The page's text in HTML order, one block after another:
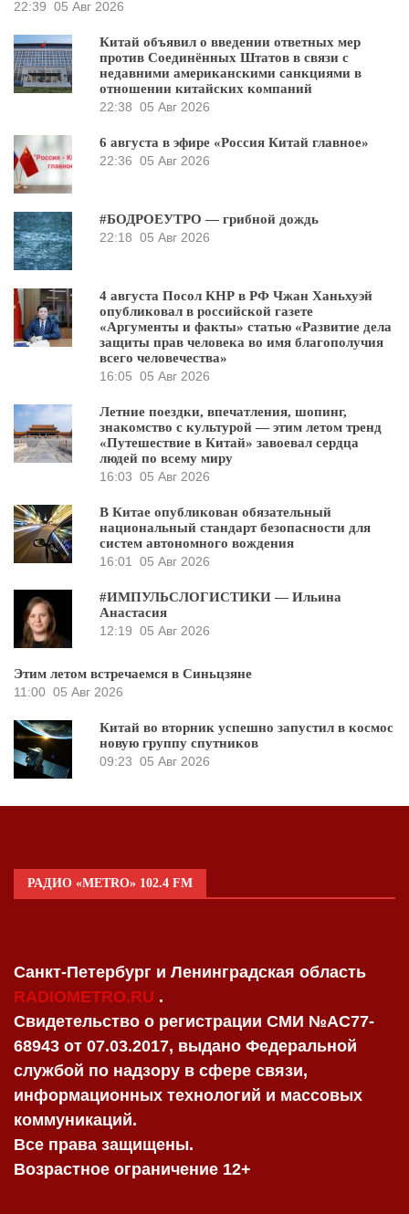
22:39 05 Авг 2026
Китай объявил о введении ответных мер
против Соединённых Штатов в связи с
недавними американскими санкциями в
отношении китайских компаний
22:38 05 Авг 2026
6 августа в эфире «Россия Китай главное»
22:36 05 Авг 2026
#БОДРОЕУТРО — грибной дождь
22:18 05 Авг 2026
4 августа Посол КНР в РФ Чжан Ханьхуэй
опубликовал в российской газете
«Аргументы и факты» статью «Развитие дела
защиты прав человека во имя благополучия
всего человечества»
16:05 05 Авг 2026
Летние поездки, впечатления, шопинг,
знакомство с культурой — этим летом тренд
«Путешествие в Китай» завоевал сердца
людей по всему миру
16:03 05 Авг 2026
В Китае опубликован обязательный
национальный стандарт безопасности для
систем автономного вождения
16:01
05 Авг 2026
#ИМПУЛЬСЛОГИСТИКИ — Ильина
Анастасия
12:19 05 Авг 2026
Этим летом встречаемся в Синьцзяне
11:00 05 Авг 2026
Китай во вторник успешно запустил в космос
новую группу спутников
09:23 05 Авг 2026
РАДИО «METRO» 102.4 FM
Санкт-Петербург и Ленинградская область
RADIOMETRO.RU .
Свидетельство о регистрации СМИ №AC77-
68943 от 07.03.2017, выдано Федеральной
службой по надзору в сфере связи,
информационных технологий и массовых
коммуникаций.
Все права защищены.
Возрастное ограничение 12+